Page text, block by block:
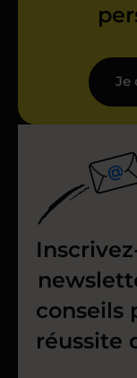
Je
conseils
réussite